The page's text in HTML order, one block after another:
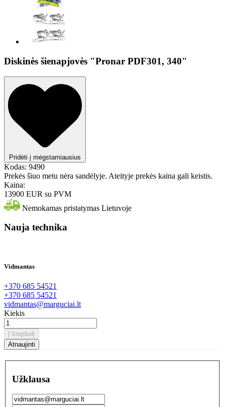
Diskinės šienapjovės "Pronar PDF301, 340"
Pridėti į mėgstamiausius
Kodas: 9490
Prekės šiuo metu nėra sandėlyje. Ateityje prekės kaina gali keistis.
Kaina:
13900 EUR su PVM
Nemokamas pristatymas Lietuvoje
Nauja technika
Vidmantas
+370 685 54521
+370 685 54521
vidmantas@marguciai.lt
Kiekis
Į krepšelį
Užklausa